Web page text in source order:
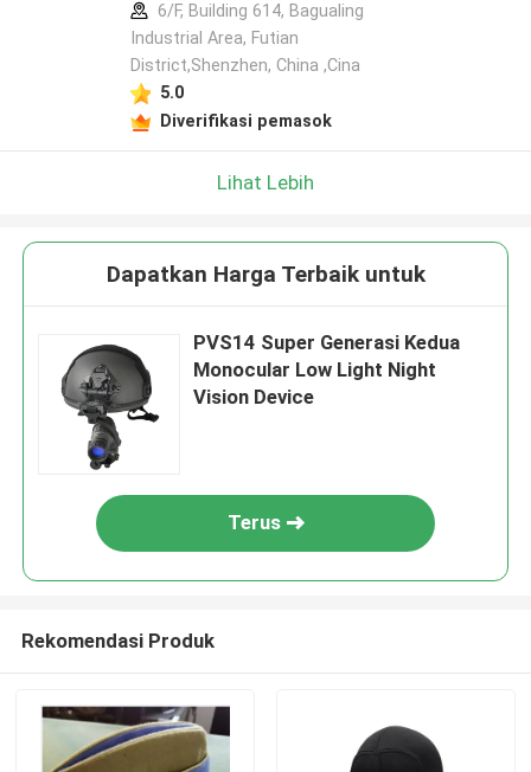
6/F, Building 614, Bagualing
Industrial Area, Futian
District,Shenzhen, China ,Cina
5.0
Diverifikasi pemasok
Lihat Lebih
Dapatkan Harga Terbaik untuk
PVS14 Super Generasi Kedua
Monocular Low Light Night
Vision Device
Terus
Rekomendasi Produk